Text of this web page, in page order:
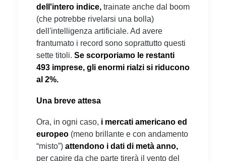
dell'intero indice, trainate anche dal boom
(che potrebbe rivelarsi una bolla)
dell'intelligenza artificiale. Ad avere
frantumato i record sono soprattutto questi
sette titoli. Se scorporiamo le restanti
493 imprese, gli enormi rialzi si riducono
al 2%.
Una breve attesa
Ora, in ogni caso, i mercati americano ed
europeo (meno brillante e con andamento
“misto”) attendono i dati di metà anno,
per capire da che parte tirerà il vento del